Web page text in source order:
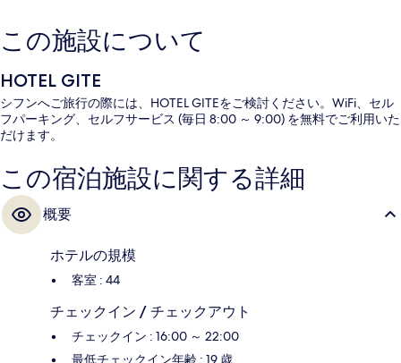
この施設について
HOTEL GITE
シフンへご旅行の際には、HOTEL GITEをご検討ください。WiFi、セル
フパーキング、セルフサービス (毎日 8:00 ～ 9:00) を無料でご利用いた
だけます。
この宿泊施設に関する詳細
概要
ホテルの規模
客室 : 44
チェックイン / チェックアウト
チェックイン : 16:00 ～ 22:00
最低チェックイン年齢 : 19 歳